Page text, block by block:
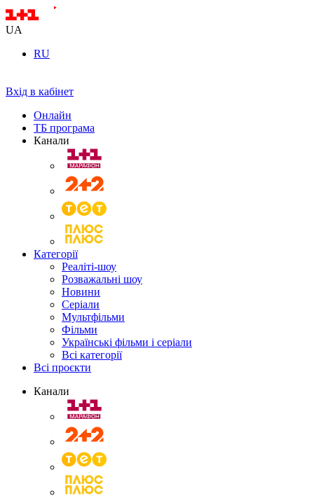
UA
RU
Вхід в кабінет
Онлайн
ТБ програма
Канали
Категорії
Реаліті-шоу
Розважальні шоу
Новини
Серіали
Мультфільми
Фільми
Українські фільми і серіали
Всі категорії
Всі проєкти
Канали